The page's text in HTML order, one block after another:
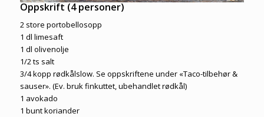
Oppskrift (4 personer)
2 store portobellosopp
1 dl limesaft
1 dl olivenolje
1/2 ts salt
3/4 kopp rødkålslow. Se oppskriftene under «Taco-tilbehør &
sauser». (Ev. bruk finkuttet, ubehandlet rødkål)
1 avokado
1 bunt koriander